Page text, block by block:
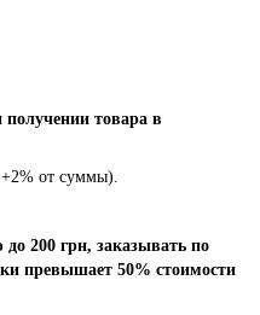
товара в
от суммы).
200 грн, заказывать по
превышает 50% стоимости